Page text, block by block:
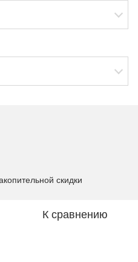
скидки
К сравнению